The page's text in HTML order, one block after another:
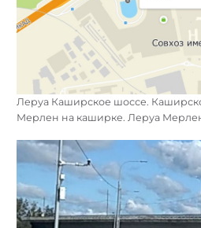
Леруа Каширское шоссе.
Мерлен на каширке. Леруа